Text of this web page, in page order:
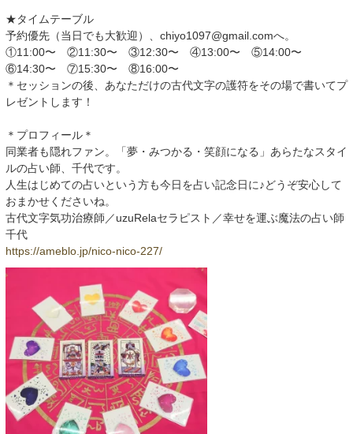
★タイムテーブル
予約優先（当日でも大歓迎）、chiyo1097@gmail.comへ。
①11:00〜 ②11:30〜 ③12:30〜 ④13:00〜 ⑤14:00〜
⑥14:30〜 ⑦15:30〜 ⑧16:00〜
＊セッションの後、あなただけの古代文字の護符をその場で書いてプ
レゼントします！
＊プロフィール＊
同業者も隠れファン。「夢・みつかる・笑顔になる」あらたなスタイ
ルの占い師、千代です。
人生はじめての占いという方も今日を占い記念日に♪どうぞ安心して
おまかせくださいね。
古代文字気功治療師／uzuRelaセラピスト／幸せを運ぶ魔法の占い師
千代
https://ameblo.jp/nico-nico-227/